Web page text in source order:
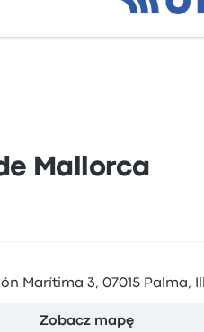
Mallorca
Marítima 3, 07015 Palma,
Zobacz mapę